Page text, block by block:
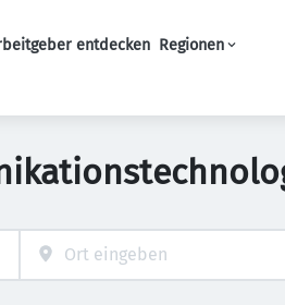
entdecken Regionen